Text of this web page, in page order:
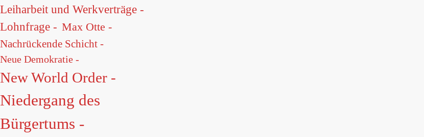
Leiharbeit und Werkverträge -
Lohnfrage - Max Otte -
Nachrückende Schicht -
Neue Demokratie -
New World Order -
Niedergang des
Bürgertums -